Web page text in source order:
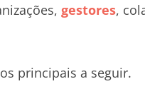
gestores,
principais a seguir.